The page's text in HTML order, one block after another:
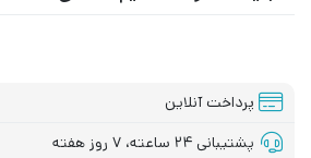
پرداخت آنلاین
پشتیبانی ۲۴ ساعته، ۷ روز هفته